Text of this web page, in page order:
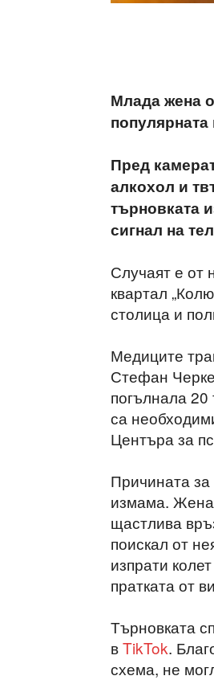
Млада жена
Пред
алкохол и
търновката
сигнал на
Случаят е от
квартал
столица и
Медиците
Стефан
погълнала
са
Центъра за
Причината
измама.
щастлива
поискал от
изпрати
пратката от
Търновката
вTikTok.
схема, не